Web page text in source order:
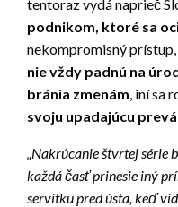
tentoraz vydá naprieč
podnikom, ktoré sa
nekompromisný
nie vždy padnú na
bránia zmenám, iní sa
svoju upadajúcu
„Nakrúcanie štvrtej série
každá časť prinesie iný
servítku pred ústa, keď